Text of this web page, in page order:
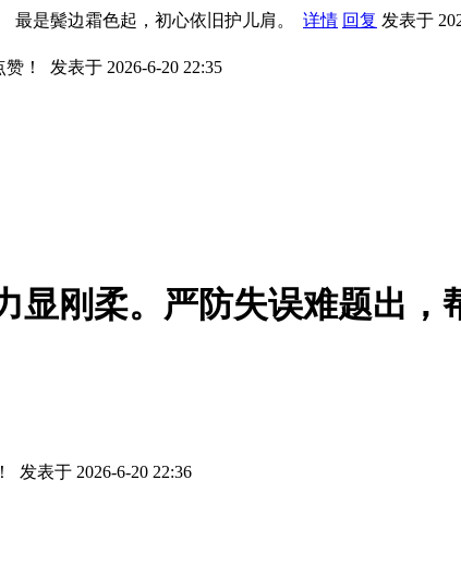
最是鬓边霜色起，初心依旧护儿肩。 详情 回复 发表于
赞！ 发表于 2026-6-20 22:35
刚柔。 严防失误难题出，
发表于 2026-6-20 22:36